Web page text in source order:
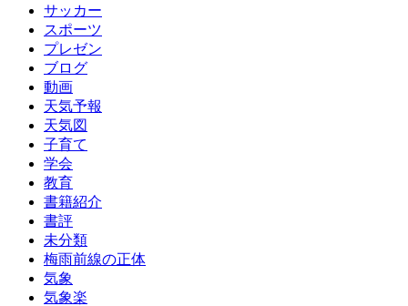
サッカー
スポーツ
プレゼン
ブログ
動画
天気予報
天気図
子育て
学会
教育
書籍紹介
書評
未分類
梅雨前線の正体
気象
気象楽